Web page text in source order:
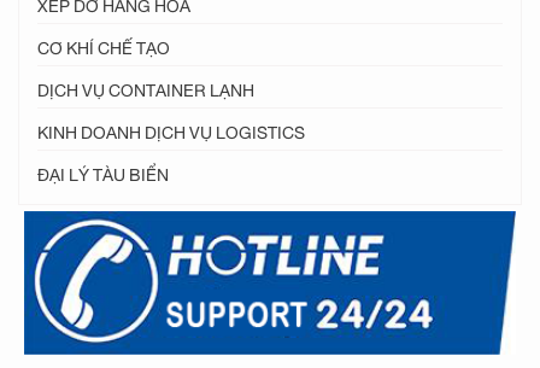
CƠ KHÍ CHẾ TẠO
DỊCH VỤ CONTAINER LẠNH
KINH DOANH DỊCH VỤ LOGISTICS
ĐẠI LÝ TÀU BIỂN